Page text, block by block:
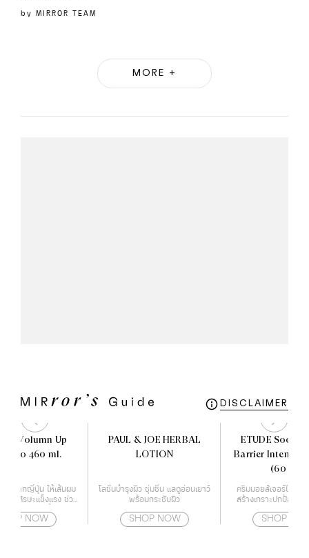
by MIRROR TEAM
MORE +
DISCLAIMER
3D Volumn Up
460 ml.
หม่จากญี่ปุ่น ให้เส้นผม
นังศีรษะแข็งแรง ช่วย
สาเหตุของปัญหาผม
NOW
PAUL & JOE HERBAL
LOTION
โลชั่นบำรุงผิว ชุ่มชื่น แลดูอ่อนเยาว์
พร้อมกระชับผิว
SHOP NOW
ETUDE Soon
Barrier
(60 ml)
ครีมมอยส์เจอร์ไรเซอ
สร้างเกราะปกป้องผิว
SHOP